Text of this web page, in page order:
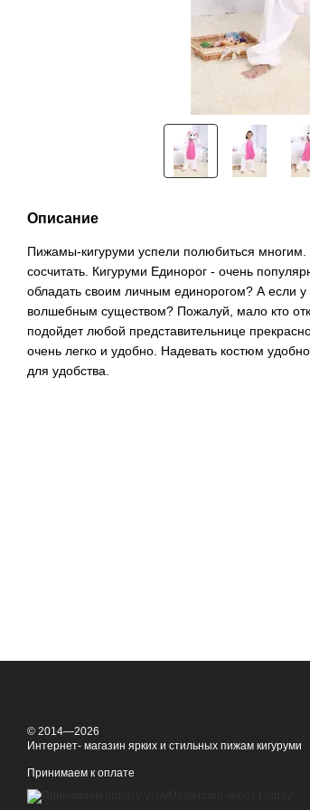
Описание
Пижамы-кигуруми успели полюбиться
сосчитать. Кигуруми Единорог - очень
обладать своим личным единорогом? А если
волшебным существом? Пожалуй, мало кто
подойдет любой представительнице
очень легко и удобно. Надевать костюм
для удобства.
© 2014—2026
Интернет- магазин ярких и стильных пижам кигуруми
Принимаем к оплате